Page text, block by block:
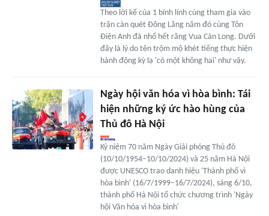
Theo lời kể của 1 bính lính cùng tham gia vào
trận càn quét Đông Lăng năm đó cùng Tôn
Điện Anh đã nhổ hết răng Vua Càn Long. Dưới
đây là lý do tên trộm mộ khét tiếng thực hiện
hành động kỳ lạ 'có một không hai' như vậy.
Ngày hội văn hóa vì hòa bình: Tái
hiện những ký ức hào hùng của
Thủ đô Hà Nội
Kỷ niệm 70 năm Ngày Giải phóng Thủ đô
(10/10/1954–10/10/2024) và 25 năm Hà Nội
được UNESCO trao danh hiệu 'Thành phố vì
hòa bình' (16/7/1999–16/7/2024), sáng 6/10,
thành phố Hà Nội tổ chức chương trình 'Ngày
hội Văn hóa vì hòa bình'